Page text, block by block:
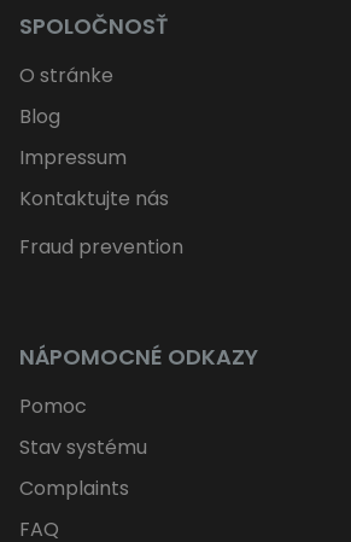
SPOLOČNOSŤ
O stránke
Blog
Impressum
Kontaktujte nás
Fraud prevention
NÁPOMOCNÉ ODKAZY
Pomoc
Stav systému
Complaints
FAQ